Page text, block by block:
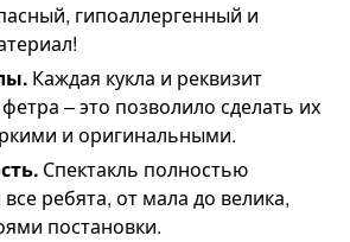
гипоаллергенный и
Каждая кукла и реквизит
– это позволило сделать их
и оригинальными.
Спектакль полностью
ребята, от мала до велика,
постановки.